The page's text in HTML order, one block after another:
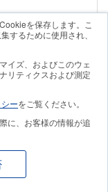
を保存します。こ
するために使用され、
イズ、およびこのウェ
リティクスおよび測定
ーをご覧ください。
に、お客様の情報が追